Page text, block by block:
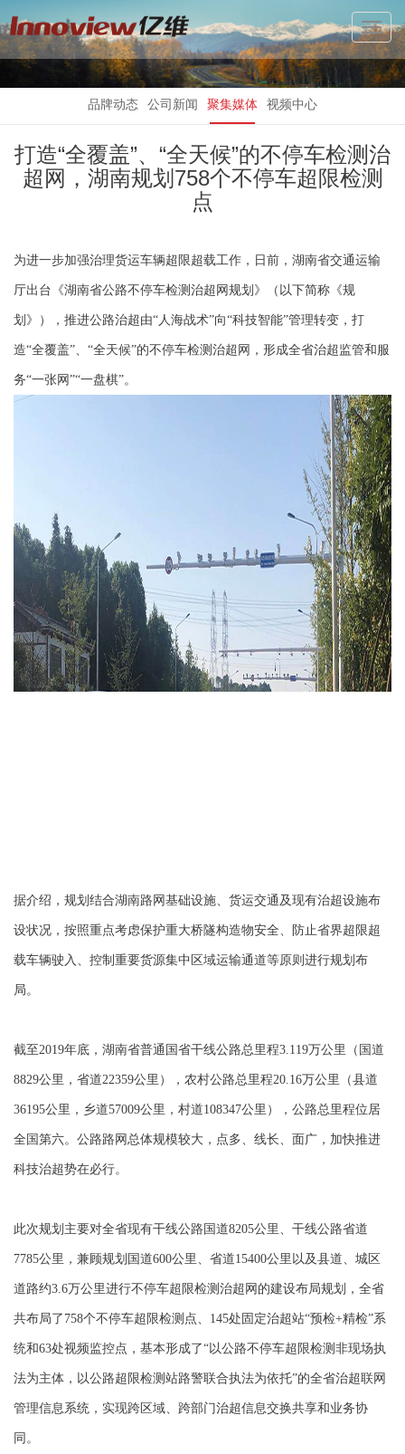
品牌动态 公司新闻 聚集媒体 视频中心
打造“全覆盖”、“全天候”的不停车检测治
超网，湖南规划758个不停车超限检测
点
为进一步加强治理货运车辆超限超载工作，日前，湖南省交通运输
厅出台《湖南省公路不停车检测治超网规划》（以下简称《规
划》），推进公路治超由“人海战术”向“科技智能”管理转变，打
造“全覆盖”、“全天候”的不停车检测治超网，形成全省治超监管和服
务“一张网”“一盘棋”。
据介绍，规划结合湖南路网基础设施、货运交通及现有治超设施布
设状况，按照重点考虑保护重大桥隧构造物安全、防止省界超限超
载车辆驶入、控制重要货源集中区域运输通道等原则进行规划布
局。
截至2019年底，湖南省普通国省干线公路总里程3.119万公里（国道
8829公里，省道22359公里），农村公路总里程20.16万公里（县道
36195公里，乡道57009公里，村道108347公里），公路总里程位居
全国第六。公路路网总体规模较大，点多、线长、面广，加快推进
科技治超势在必行。
此次规划主要对全省现有干线公路国道8205公里、干线公路省道
7785公里，兼顾规划国道600公里、省道15400公里以及县道、城区
道路约3.6万公里进行不停车超限检测治超网的建设布局规划，全省
共布局了758个不停车超限检测点、145处固定治超站“预检+精检”系
统和63处视频监控点，基本形成了“以公路不停车超限检测非现场执
法为主体，以公路超限检测站路警联合执法为依托”的全省治超联网
管理信息系统，实现跨区域、跨部门治超信息交换共享和业务协
同。